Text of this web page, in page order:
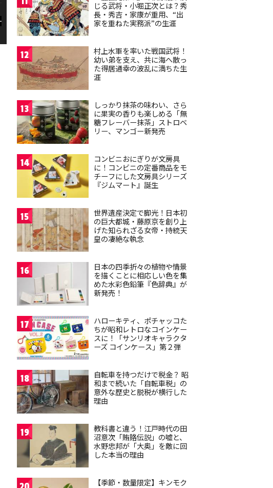
じる武将・小堀正次とは？秀
長・秀吉・家康が重用、“出
家を重ねた実務派”の生涯
12
村上水軍を率いた戦国武将！
幼い弟を支え、共に海へ散っ
た得居通幸の波乱に満ちた生
涯
13
しっかり抹茶の味わい、さら
に果実の香りも楽しめる「無
糖フレーバー抹茶」ストロベ
リー、マンゴー新発売
14
コンビニおにぎりが文房具
に！コンビニの定番商品をモ
チーフにした文房具シリーズ
『ジムマート』誕生
15
世界遺産決定で脚光！日本初
の巨大都城・藤原京を創り上
げた知られざる女帝・持統天
皇の凄絶な執念
16
日本の四季折々の植物や情景
を描くことに相応しい色を集
めた水彩色鉛筆『色辞典』が
新発売！
17
ハローキティ、ポチャッコた
ちが昭和レトロなコインケー
スに！「サンリオキャラクタ
ーズ コインケース」第２弾
18
自転車を持つだけで税金？ 昭
和まで続いた「自転車税」の
意外な歴史と脱税が横行した
理由
19
教科書と違う！江戸時代の田
沼意次「賄賂伝説」の嘘と、
水野忠邦が「大奥」を敵に回
した本当の理由
【季節・数量限定】キンモク